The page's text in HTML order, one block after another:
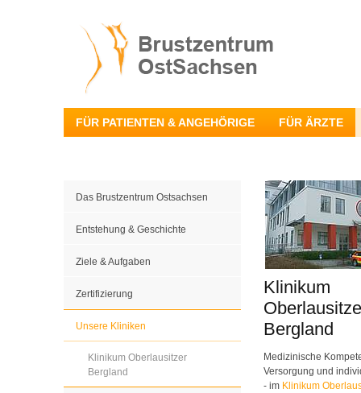
FÜR PATIENTEN & ANGEHÖRIGE FÜR ÄRZTE
Das Brustzentrum Ostsachsen
Entstehung & Geschichte
Ziele & Aufgaben
Zertifizierung
Unsere Kliniken
Klinikum Oberlausitzer
Bergland
Klinikum
Bergland
Medizinische
Versorgung und
- im Klinikum